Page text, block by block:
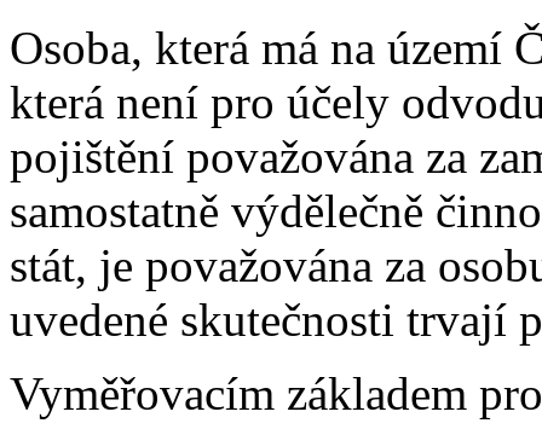
Osoba, která má na území
která není pro účely
pojištění považována za
samostatně výdělečně
stát, je považována za
uvedené skutečnosti trvají
Vyměřovacím základem